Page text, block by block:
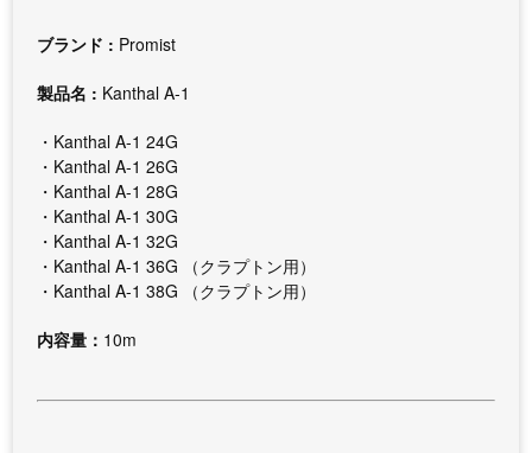
ブランド : Promist
製品名 : Kanthal A-1
・Kanthal A-1 24G
・Kanthal A-1 26G
・Kanthal A-1 28G
・Kanthal A-1 30G
・Kanthal A-1 32G
・Kanthal A-1 36G （クラプトン用）
・Kanthal A-1 38G （クラプトン用）
内容量： 10m